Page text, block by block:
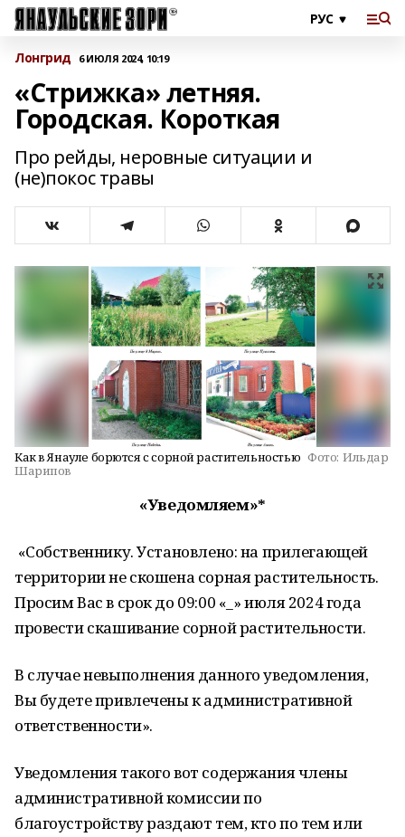
Лонгрид 6 ИЮЛЯ 2024, 10:19
«Стрижка» летняя.
Городская. Короткая
Про рейды, неровные ситуации и
(не)покос травы
Как в Янауле борются с сорной растительностью Фото: Ильдар
Шарипов
«Уведомляем»*
«Собственнику. Установлено: на прилегающей
территории не скошена сорная растительность.
Просим Вас в срок до 09:00 «_» июля 2024 года
провести скашивание сорной растительности.
В случае невыполнения данного уведомления,
Вы будете привлечены к административной
ответственности».
Уведомления такого вот содержания члены
административной комиссии по
благоустройству раздают тем, кто по тем или